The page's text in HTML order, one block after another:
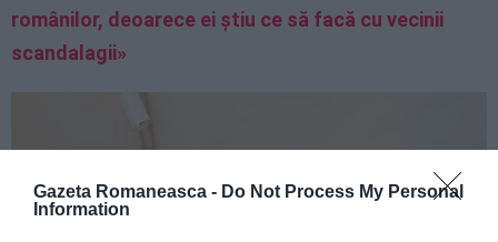
Gazeta Romaneasca - Do Not Process My Personal
Information
românilor, deoarece ei știu ce să facă cu vecinii
scandalagii»